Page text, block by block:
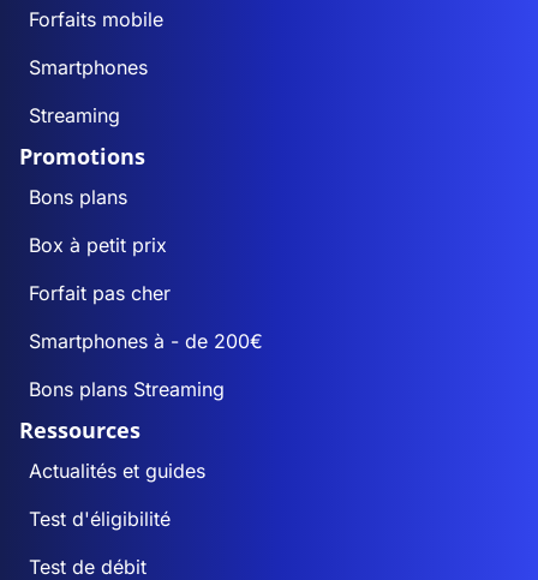
Forfaits mobile
Smartphones
Streaming
Promotions
Bons plans
Box à petit prix
Forfait pas cher
Smartphones à - de 200€
Bons plans Streaming
Ressources
Actualités et guides
Test d'éligibilité
Test de débit